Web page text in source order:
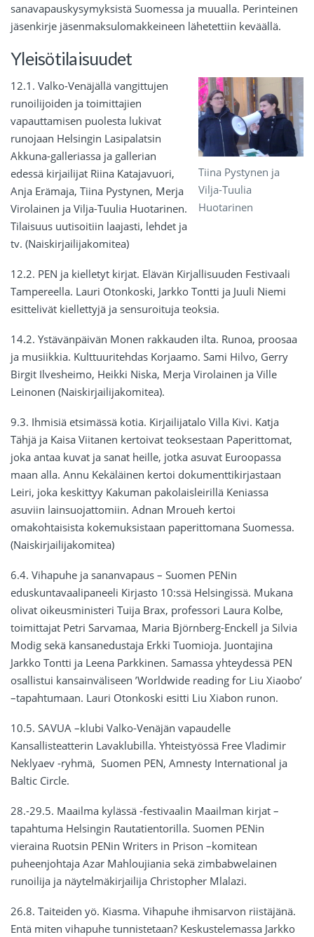
sanavapauskysymyksistä Suomessa ja muualla. Perinteinen
jäsenkirje jäsenmaksulomakkeineen lähetettiin keväällä.
Yleisötilaisuudet
Tiina Pystynen ja
Vilja-Tuulia
Huotarinen
12.1. Valko-Venäjällä vangittujen
runoilijoiden ja toimittajien
vapauttamisen puolesta lukivat
runojaan Helsingin Lasipalatsin
Akkuna-galleriassa ja gallerian
edessä kirjailijat Riina Katajavuori,
Anja Erämaja, Tiina Pystynen, Merja
Virolainen ja Vilja-Tuulia Huotarinen.
Tilaisuus uutisoitiin laajasti, lehdet ja
tv. (Naiskirjailijakomitea)
12.2. PEN ja kielletyt kirjat. Elävän Kirjallisuuden Festivaali
Tampereella. Lauri Otonkoski, Jarkko Tontti ja Juuli Niemi
esittelivät kiellettyjä ja sensuroituja teoksia.
14.2. Ystävänpäivän Monen rakkauden ilta. Runoa, proosaa
ja musiikkia. Kulttuuritehdas Korjaamo. Sami Hilvo, Gerry
Birgit Ilvesheimo, Heikki Niska, Merja Virolainen ja Ville
Leinonen (Naiskirjailijakomitea).
9.3. Ihmisiä etsimässä kotia. Kirjailijatalo Villa Kivi. Katja
Tähjä ja Kaisa Viitanen kertoivat teoksestaan Paperittomat,
joka antaa kuvat ja sanat heille, jotka asuvat Euroopassa
maan alla. Annu Kekäläinen kertoi dokumenttikirjastaan
Leiri, joka keskittyy Kakuman pakolaisleirillä Keniassa
asuviin lainsuojattomiin. Adnan Mroueh kertoi
omakohtaisista kokemuksistaan paperittomana Suomessa.
(Naiskirjailijakomitea)
6.4. Vihapuhe ja sananvapaus – Suomen PENin
eduskuntavaalipaneeli Kirjasto 10:ssä Helsingissä. Mukana
olivat oikeusministeri Tuija Brax, professori Laura Kolbe,
toimittajat Petri Sarvamaa, Maria Björnberg-Enckell ja Silvia
Modig sekä kansanedustaja Erkki Tuomioja. Juontajina
Jarkko Tontti ja Leena Parkkinen. Samassa yhteydessä PEN
osallistui kansainväliseen ’Worldwide reading for Liu Xiaobo’
–tapahtumaan. Lauri Otonkoski esitti Liu Xiabon runon.
10.5. SAVUA –klubi Valko-Venäjän vapaudelle
Kansallisteatterin Lavaklubilla. Yhteistyössä Free Vladimir
Neklyaev -ryhmä, Suomen PEN, Amnesty International ja
Baltic Circle.
28.-29.5. Maailma kylässä -festivaalin Maailman kirjat –
tapahtuma Helsingin Rautatientorilla. Suomen PENin
vieraina Ruotsin PENin Writers in Prison –komitean
puheenjohtaja Azar Mahloujiania sekä zimbabwelainen
runoilija ja näytelmäkirjailija Christopher Mlalazi.
26.8. Taiteiden yö. Kiasma. Vihapuhe ihmisarvon riistäjänä.
Entä miten vihapuhe tunnistetaan? Keskustelemassa Jarkko